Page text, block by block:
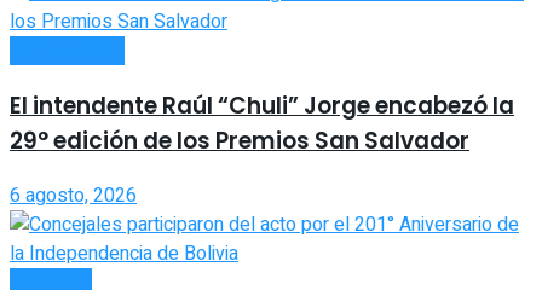
El intendente Raúl “Chuli” Jorge encabezó la
29° edición de los Premios San Salvador
6 agosto, 2026